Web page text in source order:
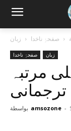
صفحۂِ ناخدا زبان
صفحۂِ ناخدا زبان
مرتبہ
بواسطة amsozone -